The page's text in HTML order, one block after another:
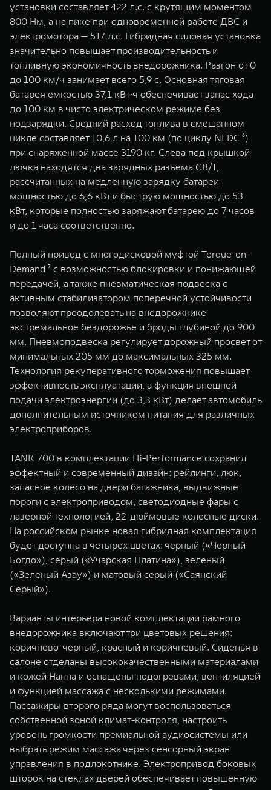
установки составляет 422 л.с. с крутящим моментом
800 Нм, а на пике при одновременной работе ДВС и
электромотора — 517 л.с. Гибридная силовая установка
значительно повышает производительность и
топливную экономичность внедорожника. Разгон от 0
до 100 км/ч занимает всего 5,9 с. Основная тяговая
батарея емкостью 37,1 кВт∙ч обеспечивает запас хода
до 100 км в чисто электрическом режиме без
подзарядки. Средний расход топлива в смешанном
цикле составляет 10,6 л на 100 км (по циклу NEDC ⁶)
при снаряженной массе 3190 кг. Cлева под крышкой
лючка находятся два зарядных разъема GB/T,
рассчитанных на медленную зарядку батареи
мощностью до 6,6 кВт и быструю мощностью до 53
кВт, которые полностью заряжают батарею до 7 часов
и до 1 часа соответственно.
Полный привод с многодисковой муфтой Torque-on-
Demand ⁷ с возможностью блокировки и понижающей
передачей, а также пневматическая подвеска с
активным стабилизатором поперечной устойчивости
позволяют преодолевать на внедорожнике
экстремальное бездорожье и броды глубиной до 900
мм. Пневмоподвеска регулирует дорожный просвет от
минимальных 205 мм до максимальных 325 мм.
Технология рекуперативного торможения повышает
эффективность эксплуатации, а функция внешней
подачи электроэнергии (до 3,3 кВт) делает автомобиль
дополнительным источником питания для различных
электроприборов.
TANK 700 в комплектации Hi-Performance сохранил
эффектный и современный дизайн: рейлинги, люк,
запасное колесо на двери багажника, выдвижные
пороги с электроприводом, светодиодные фары с
лазерной технологией, 22-дюймовые колесные диски.
На российском рынке новая гибридная комплектация
будет доступна в четырех цветах: черный («Черный
Богдо»), серый («Учарская Платина»), зеленый
(«Зеленый Азау») и матовый серый («Саянский
Серый»).
Варианты интерьера новой комплектации рамного
внедорожника включают три цветовых решения:
коричнево-черный, красный и коричневый. Сиденья в
салоне отделаны высококачественными материалами
и кожей Наппа и оснащены подогревами, вентиляцией
и функцией массажа с несколькими режимами.
Пассажиры второго ряда могут воспользоваться
собственной зоной климат-контроля, настроить
уровень громкости премиальной аудиосистемы или
выбрать режим массажа через сенсорный экран
управления в подлокотнике. Электропривод боковых
шторок на стеклах дверей обеспечивает повышенную